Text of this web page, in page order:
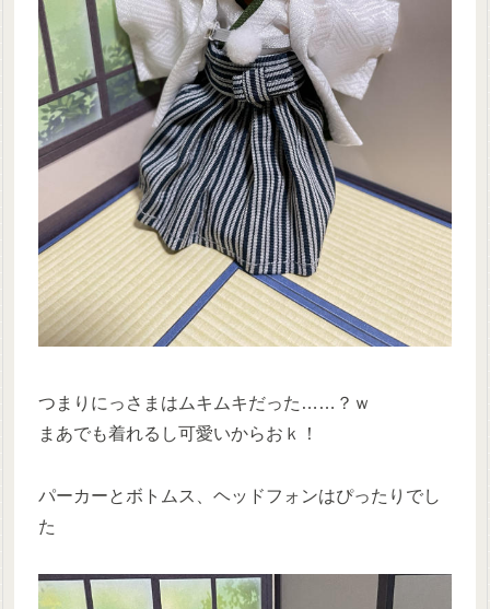
つまりにっさまはムキムキだった……？ｗ
まあでも着れるし可愛いからおｋ！
パーカーとボトムス、ヘッドフォンはぴったりでし
た